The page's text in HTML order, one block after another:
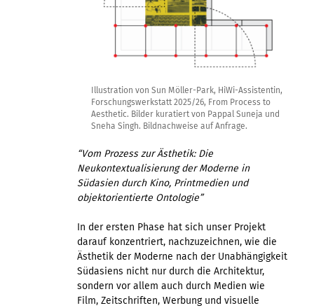
Illustration von Sun Möller-Park, HiWi-Assistentin,
Forschungswerkstatt 2025/26, From Process to
Aesthetic. Bilder kuratiert von Pappal Suneja und
Sneha Singh. Bildnachweise auf Anfrage.
“Vom Prozess zur Ästhetik: Die
Neukontextualisierung der Moderne in
Südasien durch Kino, Printmedien und
objektorientierte Ontologie”
In der ersten Phase hat sich unser Projekt
darauf konzentriert, nachzuzeichnen, wie die
Ästhetik der Moderne nach der Unabhängigkeit
Südasiens nicht nur durch die Architektur,
sondern vor allem auch durch Medien wie
Film, Zeitschriften, Werbung und visuelle